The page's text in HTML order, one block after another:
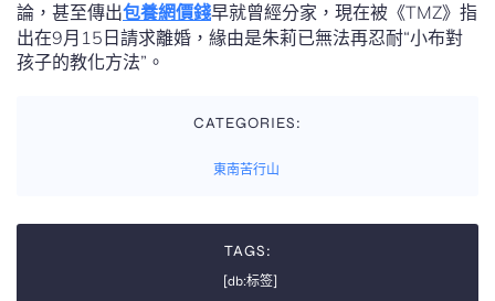
論，甚至傳出包養網價錢早就曾經分家，現在被《TMZ》指
出在9月15日請求離婚，緣由是朱莉已無法再忍耐“小布對
孩子的教化方法”。
CATEGORIES:
東南苦行山
TAGS:
[db:标签]